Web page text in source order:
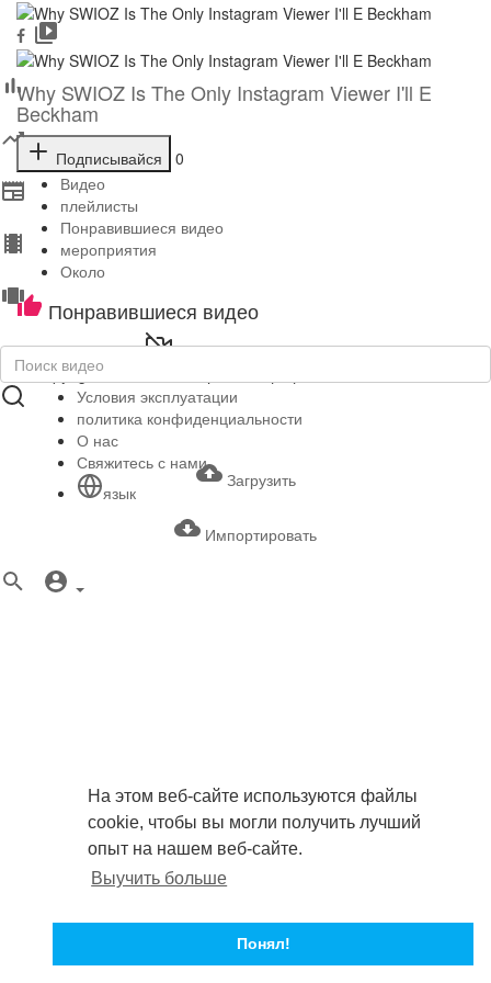
На этом веб-сайте используются файлы
cookie, чтобы вы могли получить лучший
опыт на нашем веб-сайте.
Выучить больше
Понял!
Загрузить
Импортировать
Why SWIOZ Is The Only Instagram Viewer I'll E
Beckham
Подписывайся
0
Видео
плейлисты
Понравившиеся видео
мероприятия
Около
Понравившиеся видео
Видео не найдено пока!
Copyright © 2026 . Все права защищены.
Условия эксплуатации
политика конфиденциальности
О нас
Свяжитесь с нами
язык